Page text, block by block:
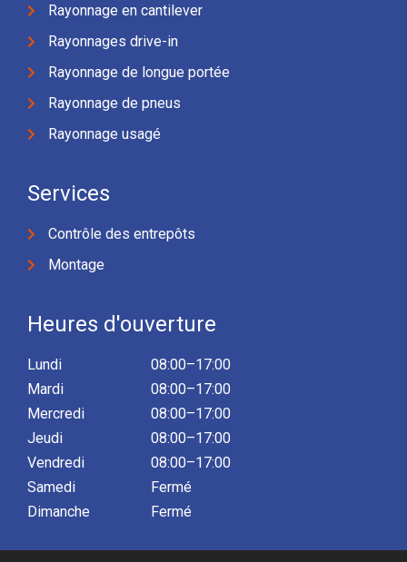
Rayonnage en cantilever
Rayonnages drive-in
Rayonnage de longue portée
Rayonnage de pneus
Rayonnage usagé
Services
Contrôle des entrepôts
Montage
Heures d'ouverture
Lundi
Mardi
Mercredi
Jeudi
Vendredi
Samedi
Dimanche
08:00–17:00
08:00–17:00
08:00–17:00
08:00–17:00
08:00–17:00
Fermé
Fermé